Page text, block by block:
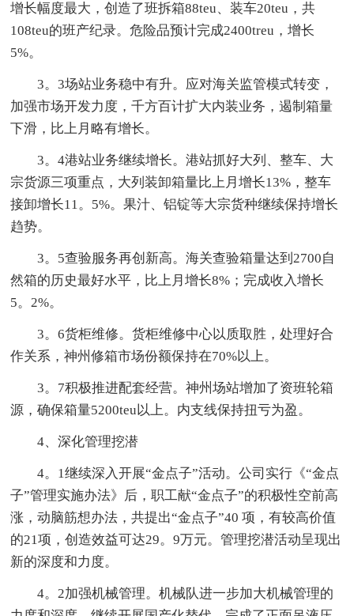
增长幅度最大，创造了班拆箱88teu、装车20teu，共
108teu的班产纪录。危险品预计完成2400treu，增长
5%。
3。3场站业务稳中有升。应对海关监管模式转变，
加强市场开发力度，千方百计扩大内装业务，遏制箱量
下滑，比上月略有增长。
3。4港站业务继续增长。港站抓好大列、整车、大
宗货源三项重点，大列装卸箱量比上月增长13%，整车
接卸增长11。5%。果汁、铝锭等大宗货种继续保持增长
趋势。
3。5查验服务再创新高。海关查验箱量达到2700自
然箱的历史最好水平，比上月增长8%；完成收入增长
5。2%。
3。6货柜维修。货柜维修中心以质取胜，处理好合
作关系，神州修箱市场份额保持在70%以上。
3。7积极推进配套经营。神州场站增加了资班轮箱
源，确保箱量5200teu以上。内支线保持扭亏为盈。
4、深化管理挖潜
4。1继续深入开展“金点子”活动。公司实行《“金点
子”管理实施办法》后，职工献“金点子”的积极性空前高
涨，动脑筋想办法，共提出“金点子”40 项，有较高价值
的21项，创造效益可达29。9万元。管理挖潜活动呈现出
新的深度和力度。
4。2加强机械管理。机械队进一步加大机械管理的